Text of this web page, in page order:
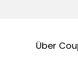
Über